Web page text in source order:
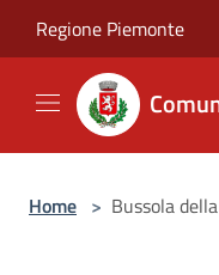
Regione Piemonte
Home > Bussola